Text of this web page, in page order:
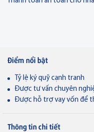
Dành cho Doanh nghiệp
Liên hệ
Về Bản Việt
Thông báo
Điểm nổi bật
Tỷ lệ ký quỹ cạnh tranh
Được tư vấn chuyên
Được hỗ trợ vay vốn để
Thông tin chi tiết